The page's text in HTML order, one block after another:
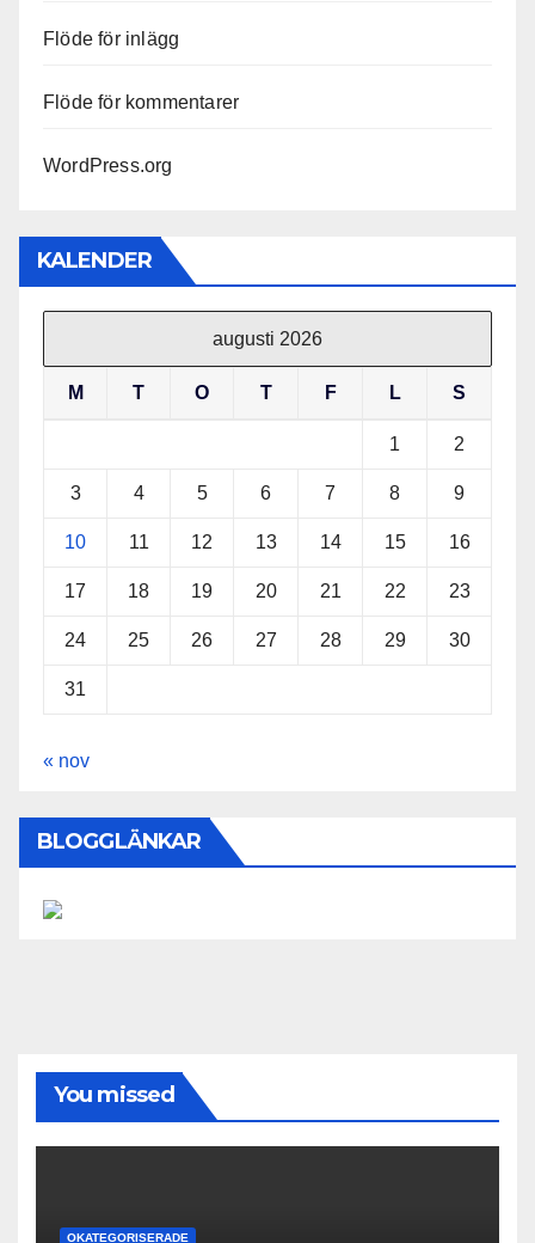
Flöde för inlägg
Flöde för kommentarer
WordPress.org
KALENDER
augusti 2026
M T O T F L S
1 2
3 4 5 6 7 8 9
10 11 12 13 14 15 16
17 18 19 20 21 22 23
24 25 26 27 28 29 30
31
« nov
BLOGGLÄNKAR
You missed
OKATEGORISERADE